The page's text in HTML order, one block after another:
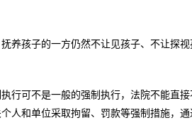
孩子的一方仍然不让见孩子、不让探视
可不是一般的强制执行，法院不能直接
人和单位采取拘留、罚款等强制措施，